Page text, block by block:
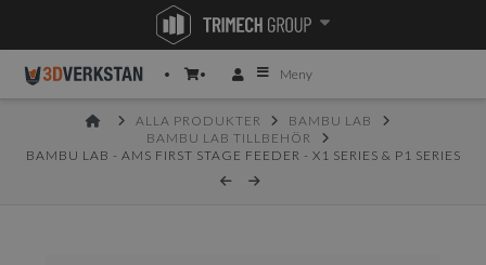
Meny
HOMEALLA PRODUKTER
BAMBU LAB
BAMBU LAB TILLBEHÖR
BAMBU LAB - AMS FIRST STAGE FEEDER - X1 SERIES & P1 SERIES